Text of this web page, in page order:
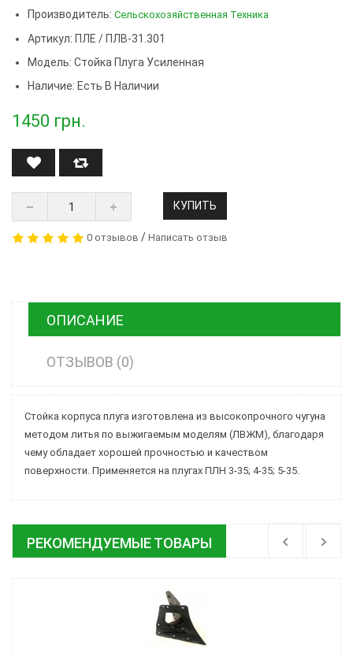
Производитель: Сельскохозяйственная Техника
Артикул: ПЛЕ / ПЛВ-31.301
Модель: Стойка Плуга Усиленная
Наличие: Есть В Наличии
1450 грн.
КУПИТЬ
0 отзывов / Написать отзыв
ОПИСАНИЕ
ОТЗЫВОВ (0)
Стойка корпуса плуга изготовлена из высокопрочного чугуна
методом литья по выжигаемым моделям (ЛВЖМ), благодаря
чему обладает хорошей прочностью и качеством
поверхности. Применяется на плугах ПЛН 3-35; 4-35; 5-35.
РЕКОМЕНДУЕМЫЕ ТОВАРЫ